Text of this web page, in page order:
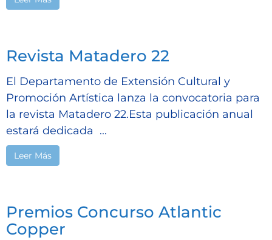
Revista Matadero 22
El Departamento de Extensión Cultural y
Promoción Artística lanza la convocatoria para
la revista Matadero 22.Esta publicación anual
estará dedicada ...
Leer Más
Premios Concurso Atlantic
Copper